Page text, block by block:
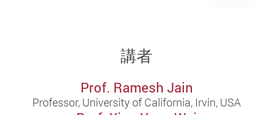
講者
Prof. Ramesh Jain
Professor, University of California, Irvin, USA